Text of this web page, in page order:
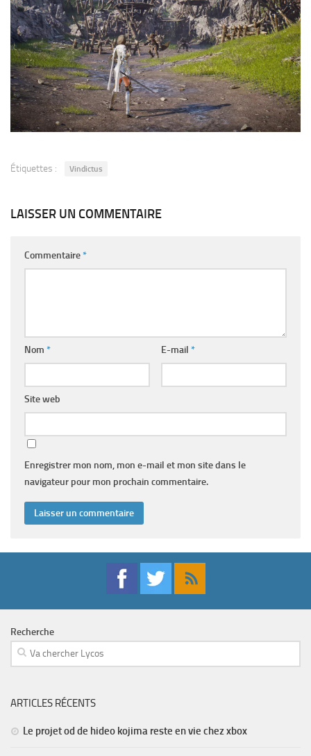
Étiquettes : Vindictus
LAISSER UN COMMENTAIRE
Commentaire*
Nom * E-mail *
Site web
Enregistrer mon nom, mon e-mail et mon site dans le
navigateur pour mon prochain commentaire.
Recherche
ARTICLES RÉCENTS
Le projet od de hideo kojima reste en vie chez xbox